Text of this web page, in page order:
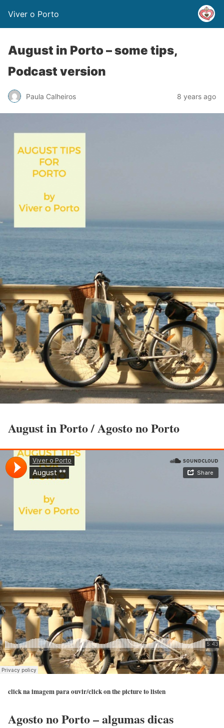
Viver o Porto
August in Porto – some tips,
Podcast version
Paula Calheiros 8 years ago
August in Porto / Agosto no Porto
click na imagem para ouvir/click on the picture to listen
Agosto no Porto – algumas dicas